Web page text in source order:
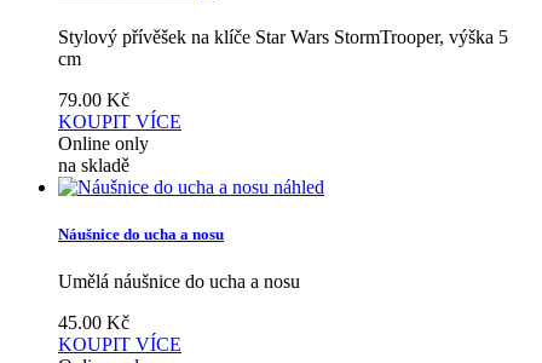
Stylový přívěšek na klíče Star Wars StormTrooper, výška 5
cm
79.00 Kč
KOUPIT VÍCE
Online only
na skladě
náhled
Náušnice do ucha a nosu
Umělá náušnice do ucha a nosu
45.00 Kč
KOUPIT VÍCE